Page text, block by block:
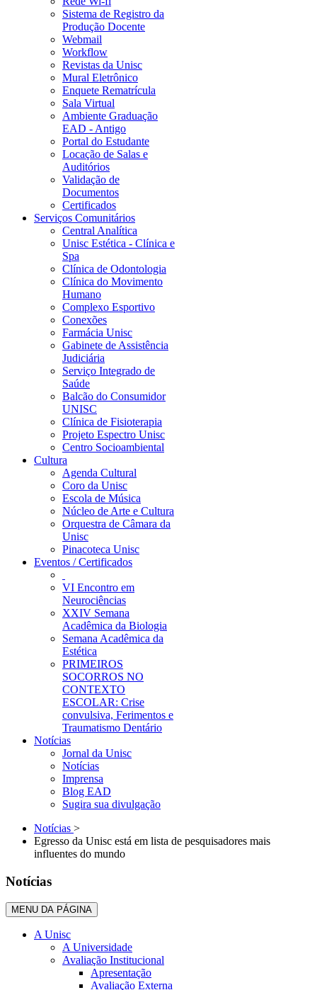
Sistema de Registro da
Produção Docente
Webmail
Workflow
Revistas da Unisc
Mural Eletrônico
Enquete Rematrícula
Sala Virtual
Ambiente Graduação
EAD - Antigo
Portal do Estudante
Locação de Salas e
Auditórios
Validação de
Documentos
Certificados
Serviços Comunitários
Central Analítica
Unisc Estética - Clínica e
Spa
Clínica de Odontologia
Clínica do Movimento
Humano
Complexo Esportivo
Conexões
Farmácia Unisc
Gabinete de Assistência
Judiciária
Serviço Integrado de
Saúde
Balcão do Consumidor
UNISC
Clínica de Fisioterapia
Projeto Espectro Unisc
Centro Socioambiental
Cultura
Agenda Cultural
Coro da Unisc
Escola de Música
Núcleo de Arte e Cultura
Orquestra de Câmara da
Unisc
Pinacoteca Unisc
Eventos / Certificados
VI Encontro em
Neurociências
XXIV Semana
Acadêmica da Biologia
Semana Acadêmica da
Estética
PRIMEIROS
SOCORROS NO
CONTEXTO
ESCOLAR: Crise
convulsiva, Ferimentos e
Traumatismo Dentário
Notícias
Jornal da Unisc
Notícias
Imprensa
Blog EAD
Sugira sua divulgação
Notícias >
Egresso da Unisc está em lista de pesquisadores mais
influentes do mundo
Notícias
MENU DA PÁGINA
A Unisc
A Universidade
Avaliação Institucional
Apresentação
Avaliação Externa